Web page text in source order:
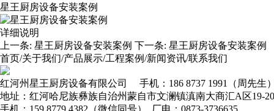
星王厨房设备安装案例
详细说明
上一条: 星王厨房设备安装案例 下一条: 星王厨房设备安装案例
首页/关于我们/产品展示/工程案例/新闻资讯/联系我们
红河州星王厨房设备有限公司 手机：186 8737 1991（周先生
地址：红河哈尼族彝族自治州蒙自市文澜镇滇南大商汇A区19-
手机：159 8779 4382（微信同号） 厂电：0873-3736635